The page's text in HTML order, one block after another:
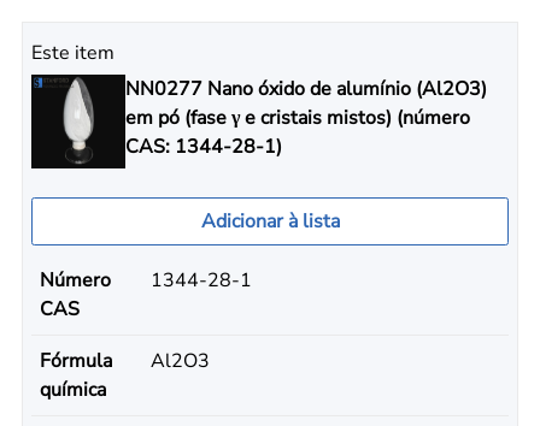
Este item
NN0277 Nano óxido de alumínio (Al2O3)
em pó (fase γ e cristais mistos) (número
CAS: 1344-28-1)
Adicionar à lista
Número
CAS
1344-28-1
Fórmula
química
Al2O3